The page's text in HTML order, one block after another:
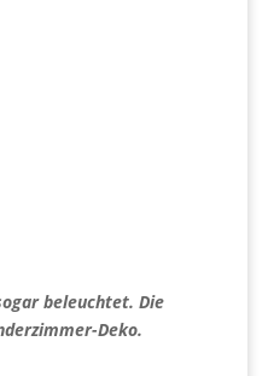
beleuchtet. Die
Deko.